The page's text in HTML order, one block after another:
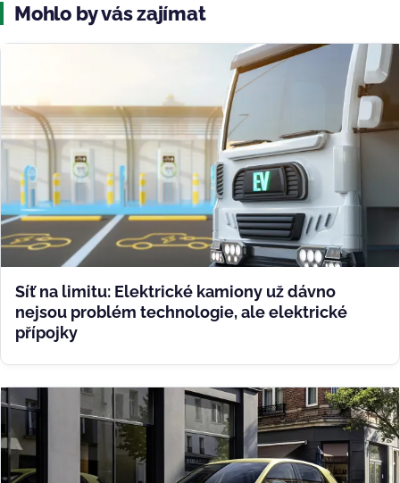
Mohlo by vás zajímat
Síť na limitu: Elektrické kamiony už dávno
nejsou problém technologie, ale elektrické
přípojky